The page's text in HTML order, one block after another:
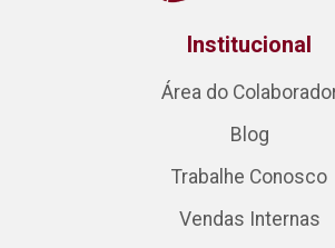
Institucional
Área do
Blog
Trabalhe Conosco
Vendas Internas